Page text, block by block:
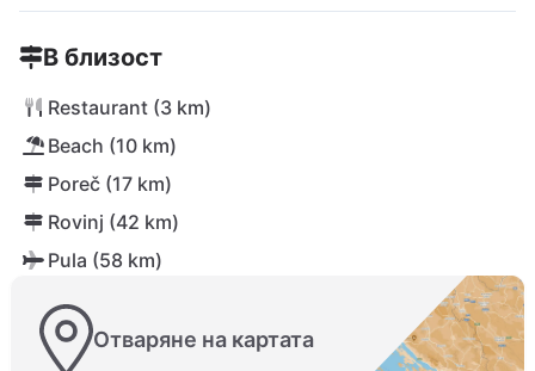
В близост
Restaurant (3 km)
Beach (10 km)
Poreč (17 km)
Rovinj (42 km)
Pula (58 km)
Отваряне на картата